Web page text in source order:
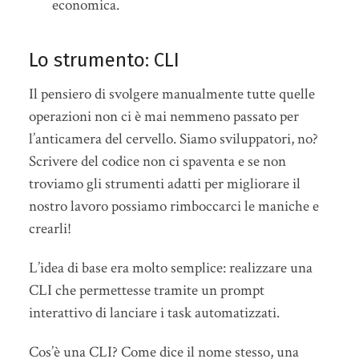
economica.
Lo strumento: CLI
Il pensiero di svolgere manualmente tutte quelle
operazioni non ci è mai nemmeno passato per
l’anticamera del cervello. Siamo sviluppatori, no?
Scrivere del codice non ci spaventa e se non
troviamo gli strumenti adatti per migliorare il
nostro lavoro possiamo rimboccarci le maniche e
crearli!
L’idea di base era molto semplice: realizzare una
CLI che permettesse tramite un prompt
interattivo di lanciare i task automatizzati.
Cos’è una CLI? Come dice il nome stesso, una